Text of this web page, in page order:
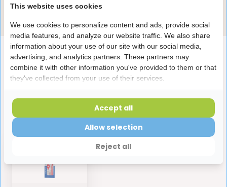
Productomschrijving
Reviews
Laatst bekeken producten
This website uses cookies
We use cookies to personalize content and ads, provide social
media features, and analyze our website traffic. We also share
information about your use of our site with our social media,
advertising, and analytics partners. These partners may
combine it with other information you've provided to them or that
they've collected from your use of their services.
Reject all
Allow selection
Accept all